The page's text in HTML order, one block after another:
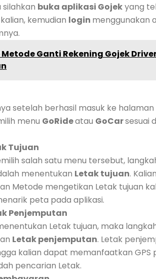
buka aplikasi Gojekyang
kemudian login menggunakan
Metode Ganti Rekening Gojek
setelah berhasil masuk ke
menu GoRideatau GoCarsesuai
Tujuan
salah satu menu tersebut,
menentukan Letak tujuan.
Metode mengetikan Letak tujuan
peta pada aplikasi.
Penjemputan
Letak tujuan, maka
Letak penjemputan. Letak
kalian dapat memanfaatkan GPS
pencarian Letak.